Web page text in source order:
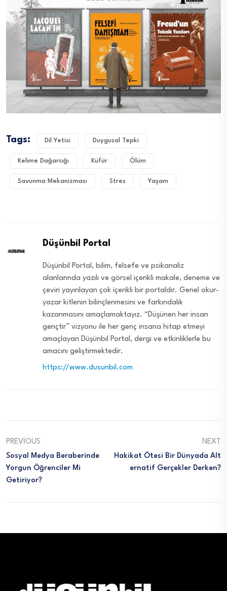
Tags: Dil Yetisi Duygusal Tepki
Kelime Dağarcığı Küfür Ölüm
Savunma Mekanizması Stres Yaşam
Düşünbil Portal
Düşünbil Portal, bilim, felsefe ve psikanaliz
alanlarında yazılı ve görsel içerikli makale, deneme ve
çeviri yayınlayan çok içerikli bir portaldır. Genel okur-
yazar kitlenin bilinçlenmesini ve farkındalık
kazanmasını amaçlamaktayız. “Düşünen her insan
gençtir” vizyonu ile her genç insana hitap etmeyi
amaçlayan Düşünbil Portal, dergi ve etkinliklerle bu
amacını geliştirmektedir.
https://www.dusunbil.com
PREVIOUS
Sosyal Medya Beraberinde
Yorgun Öğrenciler Mi
Getiriyor?
NEXT
Hakikat Ötesi Bir Dünyada Alt
Ernatif Gerçekler Derken?